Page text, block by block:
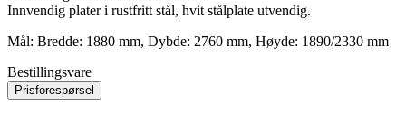
Innvendig plater i rustfritt stål, hvit stålplate utvendig.
Mål: Bredde: 1880 mm, Dybde: 2760 mm, Høyde: 1890/2330 mm
Bestillingsvare
Prisforespørsel